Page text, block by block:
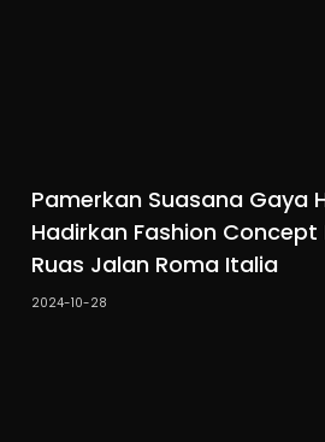
Pamerkan Suasana Gaya
Hadirkan Fashion
Ruas Jalan Roma Italia
2024-10-28